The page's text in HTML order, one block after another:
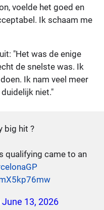
voelde het goed en
Ik schaam me
"Het was de enige
de snelste was. Ik
Ik nam veel meer
niet."
big hit ?
qualifying came to an
June 13, 2026